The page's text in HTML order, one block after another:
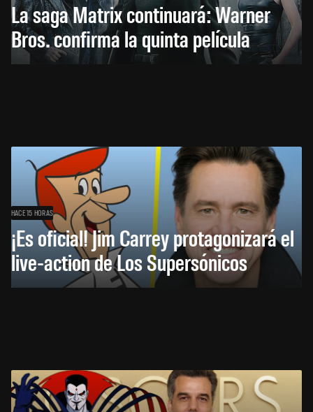
La saga Matrix continuará: Warner
Bros. confirma la quinta película
HACE 15 HORAS
¡Es oficial! Jim Carrey protagonizará el
live-action de Los Supersónicos